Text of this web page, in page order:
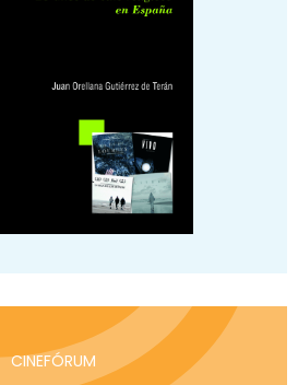
CINEFÓRUM